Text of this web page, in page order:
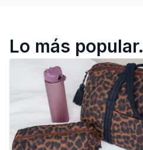
Homepage
Lo más popular.